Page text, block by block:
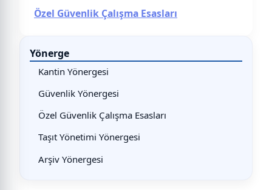
Özel Güvenlik Çalışma Esasları
Yönerge
Kantin Yönergesi
Güvenlik Yönergesi
Özel Güvenlik Çalışma Esasları
Taşıt Yönetimi Yönergesi
Arşiv Yönergesi